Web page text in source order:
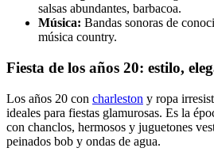
salsas abundantes, barbacoa.
Música: Bandas sonoras de
música country.
Fiesta de los años 20: estilo,
Los años 20 con charleston y ropa
ideales para fiestas glamurosas. Es la
con chanclos, hermosos y juguetones
peinados bob y ondas de agua.